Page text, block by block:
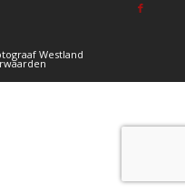
Westland